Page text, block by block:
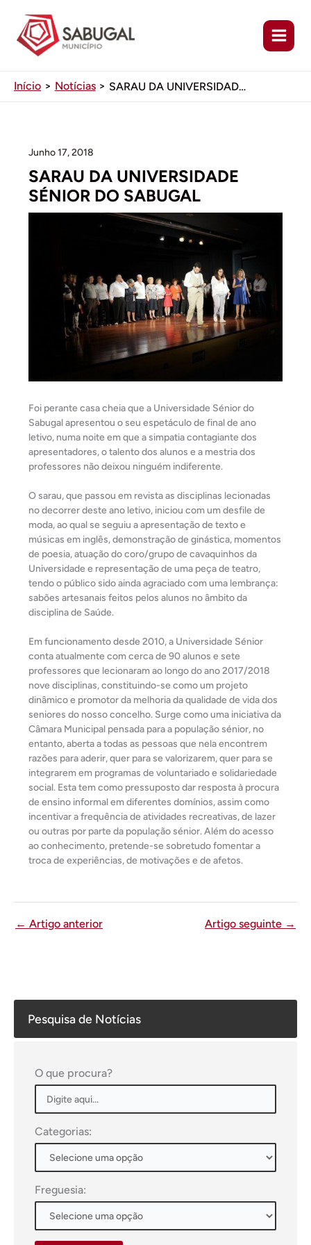
conteúdo
Início Notícias SARAU DA UNIVERSIDADE SÉNIOR DO SABUGAL
Pesquisa de Notícias
O que procura?
Categorias:
Freguesia:
Junho 17, 2018
SARAU DA UNIVERSIDADE
SÉNIOR DO SABUGAL
Foi perante casa cheia que a Universidade Sénior do
Sabugal apresentou o seu espetáculo de final de ano
letivo, numa noite em que a simpatia contagiante dos
apresentadores, o talento dos alunos e a mestria dos
professores não deixou ninguém indiferente.
O sarau, que passou em revista as disciplinas lecionadas
no decorrer deste ano letivo, iniciou com um desfile de
moda, ao qual se seguiu a apresentação de texto e
músicas em inglês, demonstração de ginástica, momentos
de poesia, atuação do coro/grupo de cavaquinhos da
Universidade e representação de uma peça de teatro,
tendo o público sido ainda agraciado com uma lembrança:
sabões artesanais feitos pelos alunos no âmbito da
disciplina de Saúde.
Em funcionamento desde 2010, a Universidade Sénior
conta atualmente com cerca de 90 alunos e sete
professores que lecionaram ao longo do ano 2017/2018
nove disciplinas, constituindo-se como um projeto
dinâmico e promotor da melhoria da qualidade de vida dos
seniores do nosso concelho. Surge como uma iniciativa da
Câmara Municipal pensada para a população sénior, no
entanto, aberta a todas as pessoas que nela encontrem
razões para aderir, quer para se valorizarem, quer para se
integrarem em programas de voluntariado e solidariedade
social. Esta tem como pressuposto dar resposta à procura
de ensino informal em diferentes domínios, assim como
incentivar a frequência de atividades recreativas, de lazer
ou outras por parte da população sénior. Além do acesso
ao conhecimento, pretende-se sobretudo fomentar a
troca de experiências, de motivações e de afetos.
← Artigo anterior Artigo seguinte →